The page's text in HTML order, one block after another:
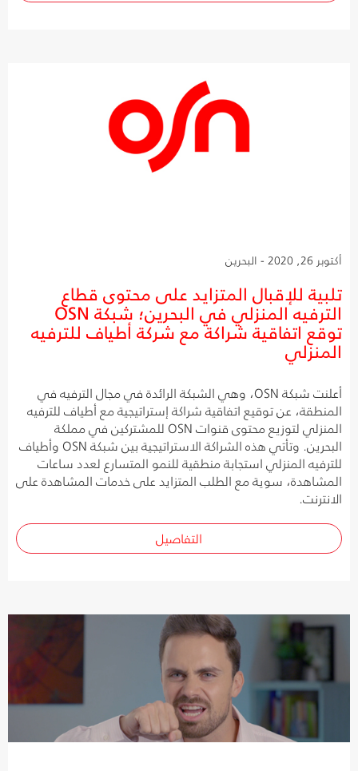
أكتوبر 26, 2020 - البحرين
تلبية للإقبال المتزايد على محتوى قطاع
الترفيه المنزلي في البحرين؛ شبكة OSN
توقع اتفاقية شراكة مع شركة أطياف للترفيه
المنزلي
أعلنت شبكة OSN، وهي الشبكة الرائدة في مجال الترفيه في
المنطقة، عن توقيع اتفاقية شراكة إستراتيجية مع أطياف للترفيه
المنزلي لتوزيع محتوى قنوات OSN للمشتركين في مملكة
البحرين. وتأتي هذه الشراكة الاستراتيجية بين شبكة OSN وأطياف
للترفيه المنزلي استجابة منطقية للنمو المتسارع لعدد ساعات
المشاهدة، سوية مع الطلب المتزايد على خدمات المشاهدة على
الانترنت.
التفاصيل